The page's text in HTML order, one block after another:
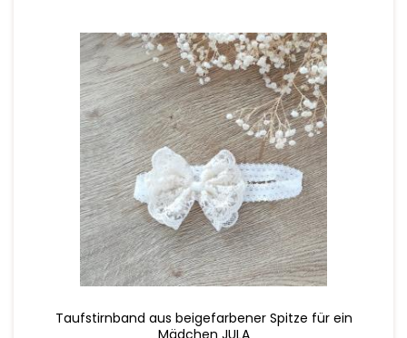
Taufstirnband aus beigefarbener Spitze für ein
Mädchen JULA
ZUM WARENKORB HINZUFÜGEN